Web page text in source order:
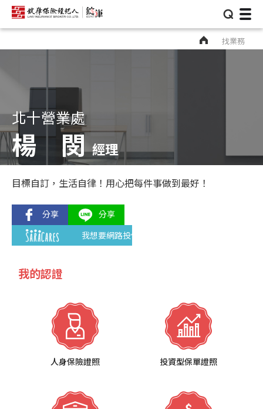
⌕
找業務
北十營業處
楊 閔 經理
目標自訂，生活自律！用心把每件事做到最好！
我想要網路投保
我的認證
人身保險證照 投資型保單證照